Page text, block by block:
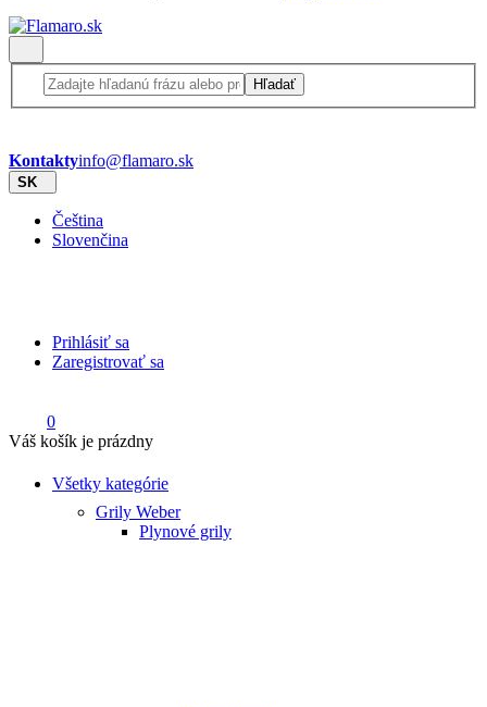
Hľadať
Kontaktyinfo@flamaro.sk
SK
Čeština
Slovenčina
Prihlásiť sa
Zaregistrovať sa
0
Váš košík je prázdny
Všetky kategórie
Grily Weber
Plynové grily